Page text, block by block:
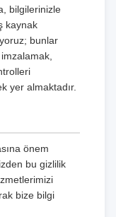
bilgilerinizle
kaynak
bunlar
yer almaktadır.
önem
bu gizlilik
bize bilgi